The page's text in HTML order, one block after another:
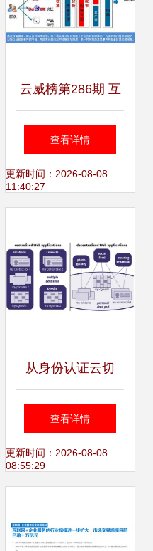
云威榜第286期 互
联网数据服务赋能
智慧食药，大数据
查看详情
更新时间：2026-08-08
11:40:27
从身份认证云切
入，蒸汽记忆欲助
C端重掌数据使用
查看详情
更新时间：2026-08-08
08:55:29